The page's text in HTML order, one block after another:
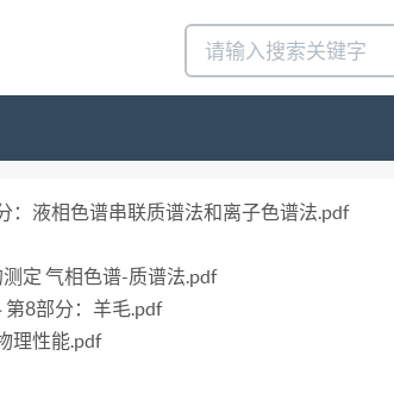
：液相色谱串联质谱法和离子色谱法.pdf
定 气相色谱-质谱法.pdf
第8部分：羊毛.pdf
理性能.pdf